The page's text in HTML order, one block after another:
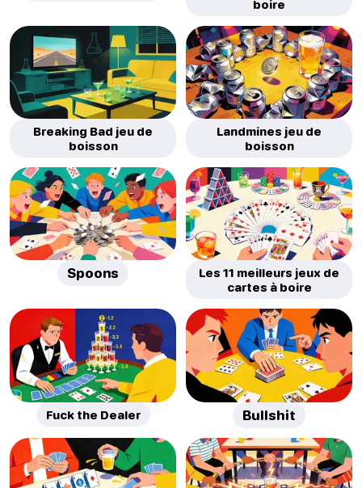
boire
Breaking Bad jeu de
boisson
Landmines jeu de
boisson
Spoons
Les 11 meilleurs jeux de
cartes à boire
Fuck the Dealer Bullshit